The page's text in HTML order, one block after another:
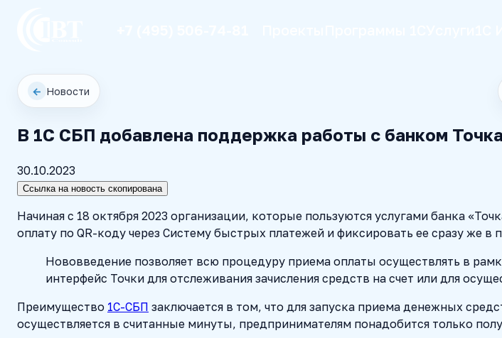
← Новости
В 1С СБП добавлена поддержка работы с банком
30.10.2023
Ссылка на новость скопирована
Начиная с 18 октября 2023 организации, которые пользуются услугами банка
оплату по QR-коду через Систему быстрых платежей и фиксировать ее сразу же в
Нововведение позволяет всю процедуру приема оплаты осуществлять в
интерфейс Точки для отслеживания зачисления средств на счет или для
Преимущество 1С-СБП заключается в том, что для запуска приема денежных
осуществляется в считанные минуты, предпринимателям понадобится только